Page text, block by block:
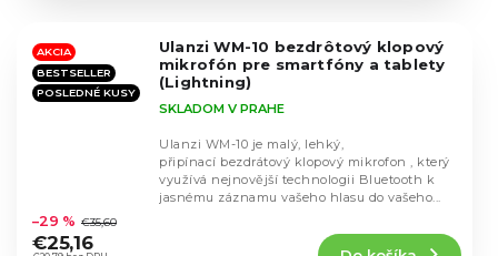
hviezdičiek.
AKCIA
BESTSELLER
POSLEDNÉ KUSY
Ulanzi WM-10 bezdrôtový klopový
mikrofón pre smartfóny a tablety
(Lightning)
hodnotenie
produktu
SKLADOM V PRAHE
–29 % €35,60
€25,16
Ulanzi WM-10 je malý, lehký,
připínací bezdrátový klopový mikrofon , který
využívá nejnovější technologii Bluetooth k
jasnému záznamu vašeho hlasu do vašeho...